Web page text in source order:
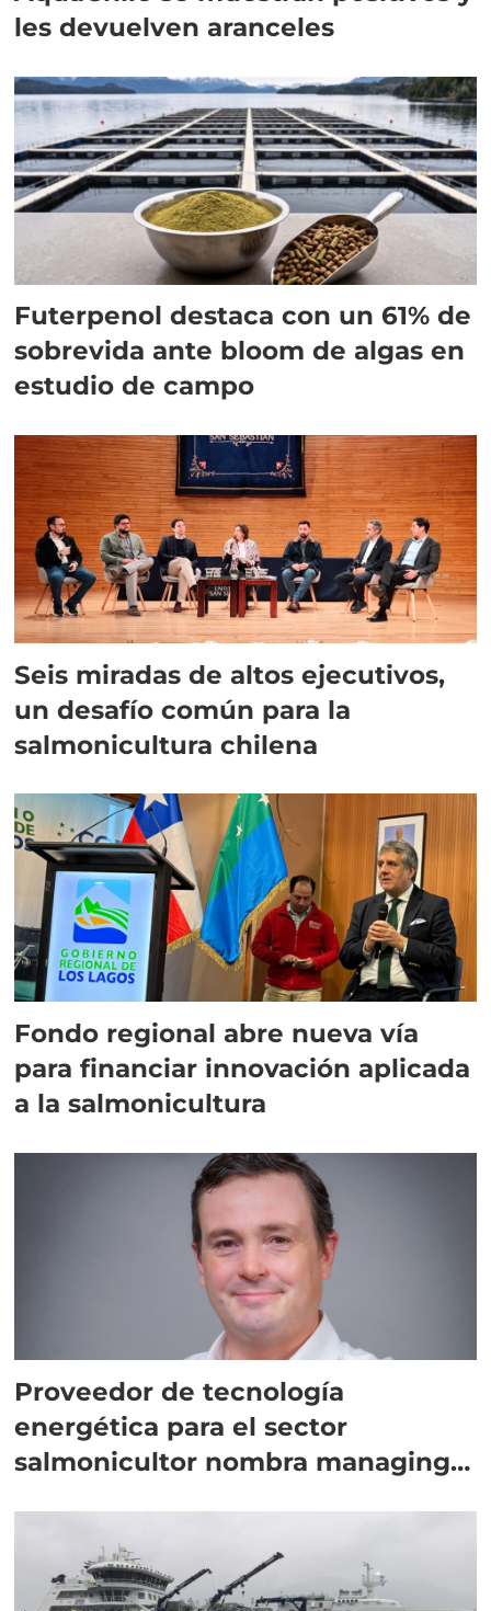
les devuelven aranceles
Futerpenol destaca con un 61% de
sobrevida ante bloom de algas en
estudio de campo
Seis miradas de altos ejecutivos,
un desafío común para la
salmonicultura chilena
Fondo regional abre nueva vía
para financiar innovación aplicada
a la salmonicultura
Proveedor de tecnología
energética para el sector
salmonicultor nombra managing